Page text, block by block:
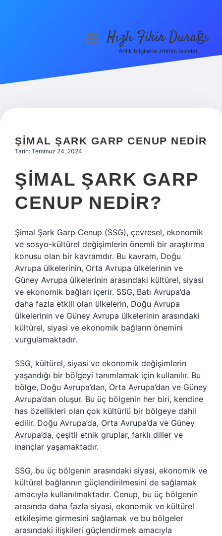
Hakkımızda
menüyüHızlı Fikir Durağı
Anlık bilgilerle zihnini tazele!
ŞIMAL ŞARK GARP CENUP NEDIR
Tarih: Temmuz 24, 2024
ŞIMAL ŞARK GARP
CENUP NEDIR?
Şimal Şark Garp Cenup (SSG), çevresel, ekonomik
ve sosyo-kültürel değişimlerin önemli bir araştırma
konusu olan bir kavramdır. Bu kavram, Doğu
Avrupa ülkelerinin, Orta Avrupa ülkelerinin ve
Güney Avrupa ülkelerinin arasındaki kültürel, siyasi
ve ekonomik bağları içerir. SSG, Batı Avrupa’da
daha fazla etkili olan ülkelerin, Doğu Avrupa
ülkelerinin ve Güney Avrupa ülkelerinin arasındaki
kültürel, siyasi ve ekonomik bağların önemini
vurgulamaktadır.
SSG, kültürel, siyasi ve ekonomik değişimlerin
yaşandığı bir bölgeyi tanımlamak için kullanılır. Bu
bölge, Doğu Avrupa’dan, Orta Avrupa’dan ve Güney
Avrupa’dan oluşur. Bu üç bölgenin her biri, kendine
has özellikleri olan çok kültürlü bir bölgeye dahil
edilir. Doğu Avrupa’da, Orta Avrupa’da ve Güney
Avrupa’da, çeşitli etnik gruplar, farklı diller ve
inançlar yaşamaktadır.
SSG, bu üç bölgenin arasındaki siyasi, ekonomik ve
kültürel bağlarının güçlendirilmesini de sağlamak
amacıyla kullanılmaktadır. Cenup, bu üç bölgenin
arasında daha fazla siyasi, ekonomik ve kültürel
etkileşime girmesini sağlamak ve bu bölgeler
arasındaki ilişkileri güçlendirmek amacıyla